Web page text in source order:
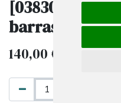
[038301]
barras para
140,00€